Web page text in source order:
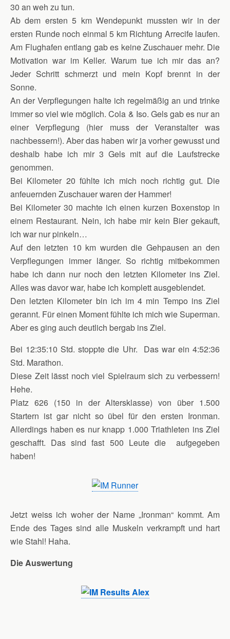
30 an weh zu tun.
Ab dem ersten 5 km Wendepunkt mussten wir in der
ersten Runde noch einmal 5 km Richtung Arrecife laufen.
Am Flughafen entlang gab es keine Zuschauer mehr. Die
Motivation war im Keller. Warum tue ich mir das an?
Jeder Schritt schmerzt und mein Kopf brennt in der
Sonne.
An der Verpflegungen halte ich regelmäßig an und trinke
immer so viel wie möglich. Cola & Iso. Gels gab es nur an
einer Verpflegung (hier muss der Veranstalter was
nachbessern!). Aber das haben wir ja vorher gewusst und
deshalb habe ich mir 3 Gels mit auf die Laufstrecke
genommen.
Bei Kilometer 20 fühlte ich mich noch richtig gut. Die
anfeuernden Zuschauer waren der Hammer!
Bei Kilometer 30 machte ich einen kurzen Boxenstop in
einem Restaurant. Nein, ich habe mir kein Bier gekauft,
ich war nur pinkeln…
Auf den letzten 10 km wurden die Gehpausen an den
Verpflegungen immer länger. So richtig mitbekommen
habe ich dann nur noch den letzten Kilometer ins Ziel.
Alles was davor war, habe ich komplett ausgeblendet.
Den letzten Kilometer bin ich im 4 min Tempo ins Ziel
gerannt. Für einen Moment fühlte ich mich wie Superman.
Aber es ging auch deutlich bergab ins Ziel.
Bei 12:35:10 Std. stoppte die Uhr. Das war ein 4:52:36
Std. Marathon.
Diese Zeit lässt noch viel Spielraum sich zu verbessern!
Hehe.
Platz 626 (150 in der Altersklasse) von über 1.500
Startern ist gar nicht so übel für den ersten Ironman.
Allerdings haben es nur knapp 1.000 Triathleten ins Ziel
geschafft. Das sind fast 500 Leute die aufgegeben
haben!
Jetzt weiss ich woher der Name „Ironman“ kommt. Am
Ende des Tages sind alle Muskeln verkrampft und hart
wie Stahl! Haha.
Die Auswertung